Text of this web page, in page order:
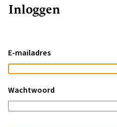
Kruimelpad
Inloggen
E-mailadres
Wachtwoord